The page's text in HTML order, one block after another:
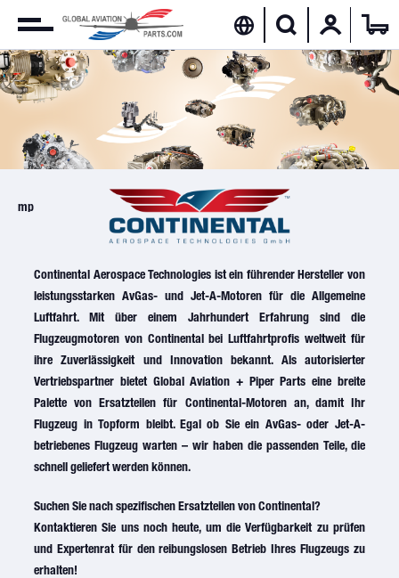
Continental Aerospace Technologies ist ein führender Hersteller von
leistungsstarken AvGas- und Jet-A-Motoren für die Allgemeine
Luftfahrt. Mit über einem Jahrhundert Erfahrung sind die
Flugzeugmotoren von Continental bei Luftfahrtprofis weltweit für
ihre Zuverlässigkeit und Innovation bekannt. Als autorisierter
Vertriebspartner bietet Global Aviation + Piper Parts eine breite
Palette von Ersatzteilen für Continental-Motoren an, damit Ihr
Flugzeug in Topform bleibt. Egal ob Sie ein AvGas- oder Jet-A-
betriebenes Flugzeug warten – wir haben die passenden Teile, die
schnell geliefert werden können.
Suchen Sie nach spezifischen Ersatzteilen von Continental?
Kontaktieren Sie uns noch heute, um die Verfügbarkeit zu prüfen
und Expertenrat für den reibungslosen Betrieb Ihres Flugzeugs zu
erhalten!
mp